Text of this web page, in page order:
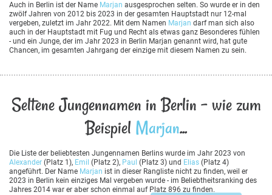
Auch in Berlin ist der Name Marjan ausgesprochen selten. So wurde er in den
zwölf Jahren von 2012 bis 2023 in der gesamten Hauptstadt nur 12-mal
vergeben, zuletzt im Jahr 2022. Mit dem Namen Marjan darf man sich also
auch in der Hauptstadt mit Fug und Recht als etwas ganz Besonderes fühlen
- und ein Junge, der im Jahr 2023 in Berlin Marjan genannt wird, hat gute
Chancen, im gesamten Jahrgang der einzige mit diesem Namen zu sein.
Seltene Jungennamen in Berlin - wie zum
Beispiel Marjan...
Die Liste der beliebtesten Jungennamen Berlins wurde im Jahr 2023 von
Alexander (Platz 1), Emil (Platz 2), Paul (Platz 3) und Elias (Platz 4)
angeführt. Der Name Marjan ist in dieser Rangliste nicht zu finden, weil er
2023 in Berlin kein einziges Mal vergeben wurde - im Beliebtheitsranking des
Jahres 2014 war er aber schon einmal auf Platz 896 zu finden.